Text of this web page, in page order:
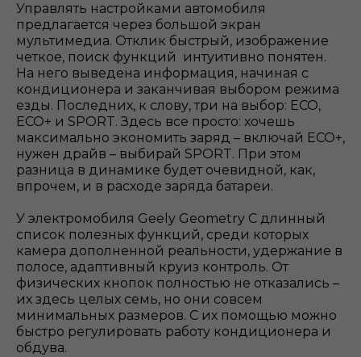
Управлять настройками автомобиля
предлагается через большой экран
мультимедиа. Отклик быстрый, изображение
четкое, поиск функций интуитивно понятен.
На него выведена информация, начиная с
кондиционера и заканчивая выбором режима
езды. Последних, к слову, три на выбор: ECO,
ECO+ и SPORT. Здесь все просто: хочешь
максимально экономить заряд – включай ECO+,
нужен драйв – выбирай SPORT. При этом
разница в динамике будет очевидной, как,
впрочем, и в расходе заряда батареи.
У электромобиля Geely Geometry C длинный
список полезных функций, среди которых
камера дополненной реальности, удержание в
полосе, адаптивный круиз контроль. От
физических кнопок полностью не отказались –
их здесь целых семь, но они совсем
минимальных размеров. С их помощью можно
быстро регулировать работу кондиционера и
обдува.